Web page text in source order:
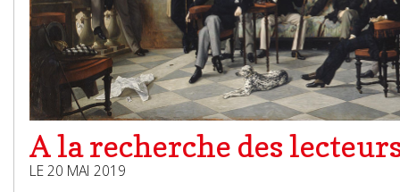
A la recherche des
LE 20 MAI 2019